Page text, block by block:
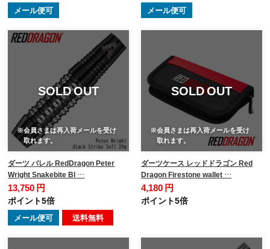
メール便可 メール便可
SOLD OUT
※会員さまは再入荷メールを受け
取れます。
ダーツ バレル RedDragon Peter
Wright Snakebite Bl …
13,750 円
ポイント5倍
メール便可 送料無料
SOLD OUT
※会員さまは再入荷メールを受け
取れます。
ダーツケース レッドドラゴン Red
Dragon Firestone wallet …
4,180 円
ポイント5倍